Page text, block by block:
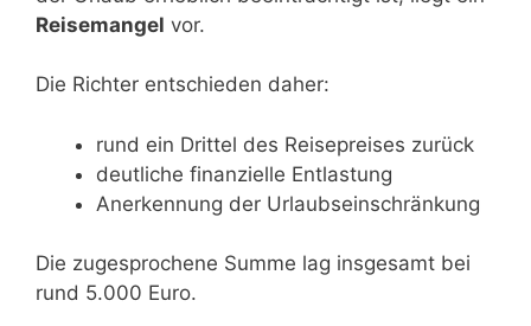
Reisemangel vor.
Die Richter entschieden daher:
rund ein Drittel des Reisepreises zurück
deutliche finanzielle Entlastung
Anerkennung der Urlaubseinschränkung
Die zugesprochene Summe lag insgesamt bei
rund 5.000 Euro.